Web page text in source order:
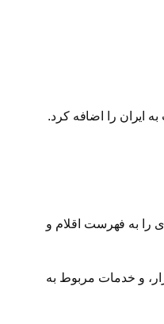
ایران را اضافه کرد.
را به فهرست اقلام و
و خدمات مربوط به